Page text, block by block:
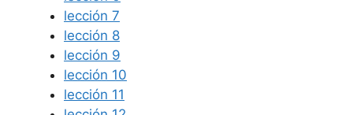
lección 7
lección 8
lección 9
lección 10
lección 11